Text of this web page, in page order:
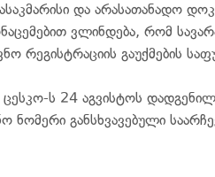
და არასათანადო
ვლინდება, რომ
რეგისტრაციის გაუქმების
ცესკო-ს 24 აგვისტოს
ნომერი განსხვავებული